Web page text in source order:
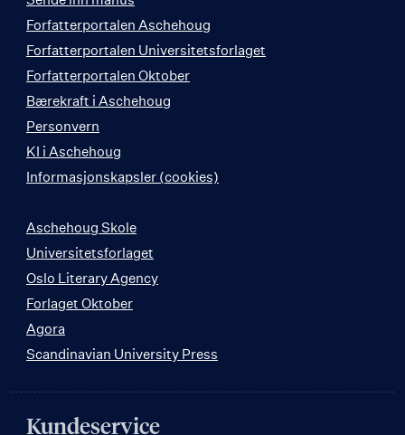
Forfatterportalen Aschehoug
Forfatterportalen Universitetsforlaget
Forfatterportalen Oktober
Bærekraft i Aschehoug
Personvern
KI i Aschehoug
Informasjonskapsler (cookies)
Aschehoug Skole
Universitetsforlaget
Oslo Literary Agency
Forlaget Oktober
Agora
Scandinavian University Press
Kundeservice